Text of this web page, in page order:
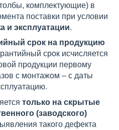
комплектующие) в
поставки при условии
и эксплуатации.
срок на продукцию
срок исчисляется
продукции первому
с монтажом – с даты
только на скрытые
(заводского)
такого дефекта